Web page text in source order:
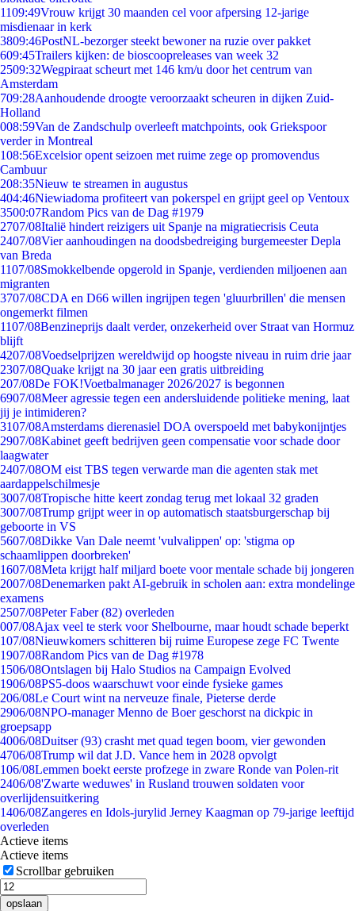
1109:49Vrouw krijgt 30 maanden cel voor afpersing 12-jarige
misdienaar in kerk
3809:46PostNL-bezorger steekt bewoner na ruzie over pakket
609:45Trailers kijken: de bioscoopreleases van week 32
2509:32Wegpiraat scheurt met 146 km/u door het centrum van
Amsterdam
709:28Aanhoudende droogte veroorzaakt scheuren in dijken Zuid-
Holland
008:59Van de Zandschulp overleeft matchpoints, ook Griekspoor
verder in Montreal
108:56Excelsior opent seizoen met ruime zege op promovendus
Cambuur
208:35Nieuw te streamen in augustus
404:46Niewiadoma profiteert van pokerspel en grijpt geel op Ventoux
3500:07Random Pics van de Dag #1979
2707/08Italië hindert reizigers uit Spanje na migratiecrisis Ceuta
2407/08Vier aanhoudingen na doodsbedreiging burgemeester Depla
van Breda
1107/08Smokkelbende opgerold in Spanje, verdienden miljoenen aan
migranten
3707/08CDA en D66 willen ingrijpen tegen 'gluurbrillen' die mensen
ongemerkt filmen
1107/08Benzineprijs daalt verder, onzekerheid over Straat van Hormuz
blijft
4207/08Voedselprijzen wereldwijd op hoogste niveau in ruim drie jaar
2307/08Quake krijgt na 30 jaar een gratis uitbreiding
207/08De FOK!Voetbalmanager 2026/2027 is begonnen
6907/08Meer agressie tegen een andersluidende politieke mening, laat
jij je intimideren?
3107/08Amsterdams dierenasiel DOA overspoeld met babykonijntjes
2907/08Kabinet geeft bedrijven geen compensatie voor schade door
laagwater
2407/08OM eist TBS tegen verwarde man die agenten stak met
aardappelschilmesje
3007/08Tropische hitte keert zondag terug met lokaal 32 graden
3007/08Trump grijpt weer in op automatisch staatsburgerschap bij
geboorte in VS
5607/08Dikke Van Dale neemt 'vulvalippen' op: 'stigma op
schaamlippen doorbreken'
1607/08Meta krijgt half miljard boete voor mentale schade bij jongeren
2007/08Denemarken pakt AI-gebruik in scholen aan: extra mondelinge
examens
2507/08Peter Faber (82) overleden
007/08Ajax veel te sterk voor Shelbourne, maar houdt schade beperkt
107/08Nieuwkomers schitteren bij ruime Europese zege FC Twente
1907/08Random Pics van de Dag #1978
1506/08Ontslagen bij Halo Studios na Campaign Evolved
1906/08PS5-doos waarschuwt voor einde fysieke games
206/08Le Court wint na nerveuze finale, Pieterse derde
2906/08NPO-manager Menno de Boer geschorst na dickpic in
groepsapp
4006/08Duitser (93) crasht met quad tegen boom, vier gewonden
4706/08Trump wil dat J.D. Vance hem in 2028 opvolgt
106/08Lemmen boekt eerste profzege in zware Ronde van Polen-rit
2406/08'Zwarte weduwes' in Rusland trouwen soldaten voor
overlijdensuitkering
1406/08Zangeres en Idols-jurylid Jerney Kaagman op 79-jarige leeftijd
overleden
Actieve items
Actieve items
Scrollbar gebruiken
opslaan